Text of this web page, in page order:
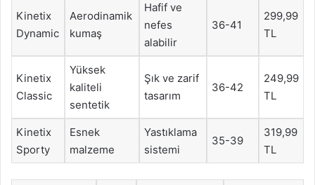
Kinetix
Dynamic
Aerodinamik
kumaş
Hafif ve
nefes
alabilir
36-41
299,99
TL
Kinetix
Classic
Yüksek
kaliteli
sentetik
Şık ve zarif
tasarım
36-42
249,99
TL
Kinetix
Sporty
Esnek
malzeme
Yastıklama
sistemi
35-39
319,99
TL